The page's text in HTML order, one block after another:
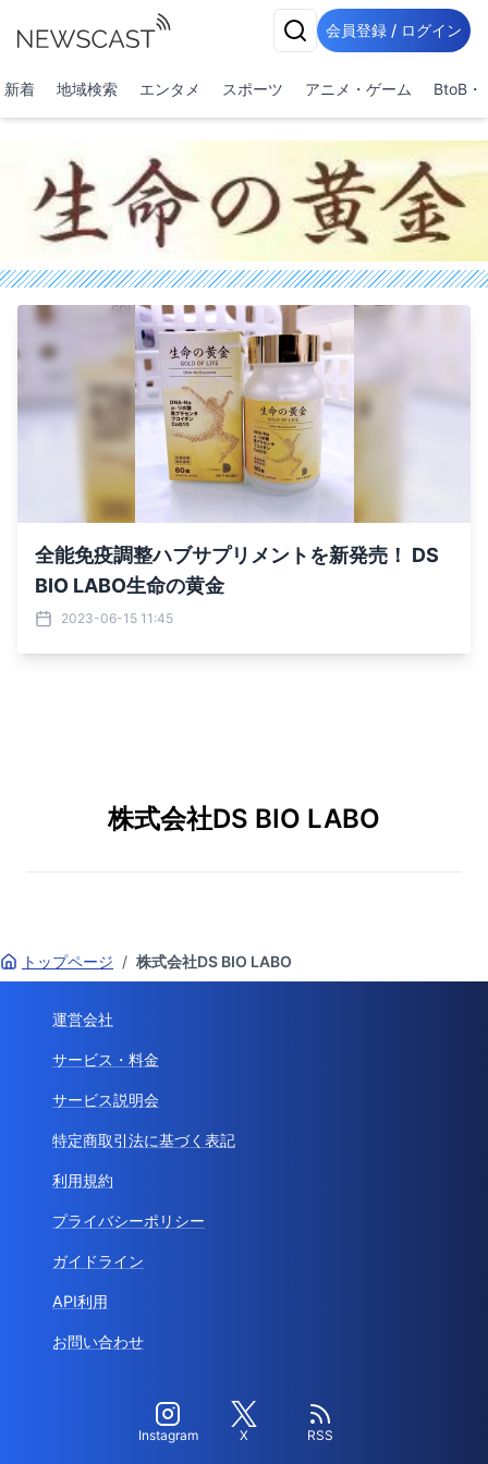
会員登録 / ログイン
新着 地域検索 エンタメ スポーツ アニメ・ゲーム BtoB・
全能免疫調整ハブサプリメントを新発売！ DS
BIO LABO生命の黄金
2023-06-15 11:45
株式会社DS BIO LABO
トップページ / 株式会社DS BIO LABO
運営会社
サービス・料金
サービス説明会
特定商取引法に基づく表記
利用規約
プライバシーポリシー
ガイドライン
API利用
お問い合わせ
Instagram X RSS